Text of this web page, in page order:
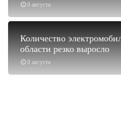
8 августа
8 августа
Количество
области резко выросло